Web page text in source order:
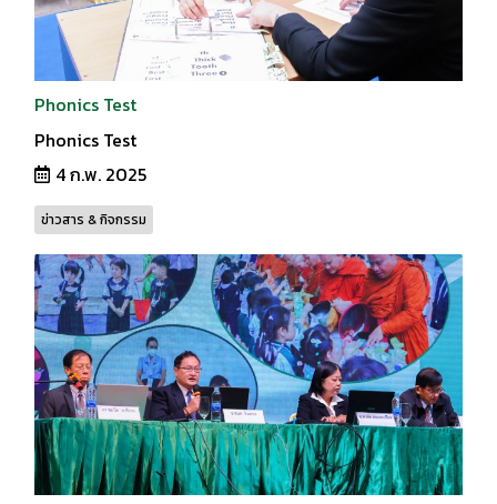
Phonics Test
Phonics Test
4 ก.พ. 2025
ข่าวสาร & กิจกรรม